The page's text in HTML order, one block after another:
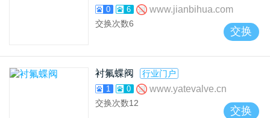
0 6 www.jianbihua.com
交换次数6
交换
衬氟蝶阀 行业门户
1 0 www.yatevalve.cn
交换次数12
交换